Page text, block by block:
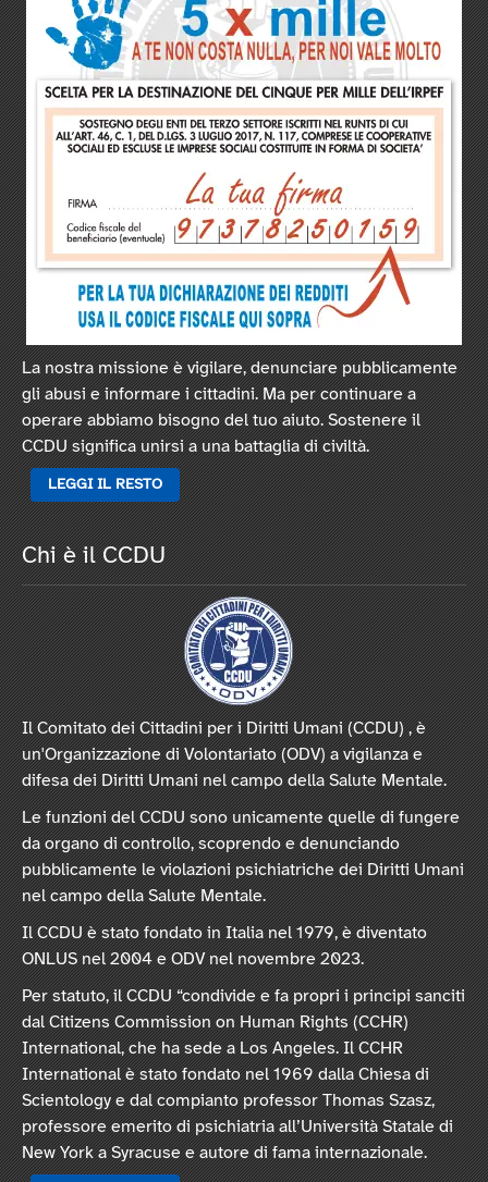
La nostra missione è vigilare, denunciare pubblicamente
gli abusi e informare i cittadini. Ma per continuare a
operare abbiamo bisogno del tuo aiuto. Sostenere il
CCDU significa unirsi a una battaglia di civiltà.
LEGGI IL RESTO
Chi è il CCDU
Il Comitato dei Cittadini per i Diritti Umani (CCDU) , è
un'Organizzazione di Volontariato (ODV) a vigilanza e
difesa dei Diritti Umani nel campo della Salute Mentale.
Le funzioni del CCDU sono unicamente quelle di fungere
da organo di controllo, scoprendo e denunciando
pubblicamente le violazioni psichiatriche dei Diritti Umani
nel campo della Salute Mentale.
Il CCDU è stato fondato in Italia nel 1979, è diventato
ONLUS nel 2004 e ODV nel novembre 2023.
Per statuto, il CCDU “condivide e fa propri i principi sanciti
dal Citizens Commission on Human Rights (CCHR)
International, che ha sede a Los Angeles. Il CCHR
International è stato fondato nel 1969 dalla Chiesa di
Scientology e dal compianto professor Thomas Szasz,
professore emerito di psichiatria all’Università Statale di
New York a Syracuse e autore di fama internazionale.